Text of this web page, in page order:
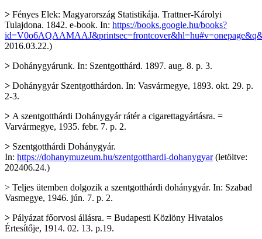
> Fényes Elek: Magyarország Statistikája. Trattner-Károlyi
Tulajdona. 1842. e-book. In: https://books.google.hu/books?
2016.03.22.)
> Dohánygyárunk. In: Szentgotthárd. 1897. aug. 8. p. 3.
> Dohánygyár Szentgotthárdon. In: Vasvármegye, 1893. okt. 29. p.
2-3.
> A szentgotthárdi Dohánygyár rátér a cigarettagyártásra. =
Varvármegye, 1935. febr. 7. p. 2.
> Szentgotthárdi Dohánygyár.
In: https://dohanymuzeum.hu/szentgotthardi-dohanygyar(letöltve:
202406.24.)
> Teljes ütemben dolgozik a szentgotthárdi dohánygyár. In: Szabad
Vasmegye, 1946. jún. 7. p. 2.
> Pályázat főorvosi állásra. = Budapesti Közlöny Hivatalos
Értesítője, 1914. 02. 13. p.19.